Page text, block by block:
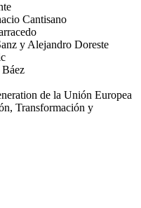
Cantisano
y Alejandro Doreste
de la Unión Europea
Transformación y